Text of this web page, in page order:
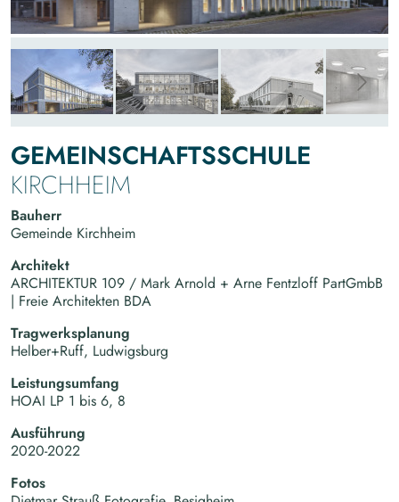
GEMEINSCHAFTSSCHULE
KIRCHHEIM
Bauherr
Gemeinde Kirchheim
Architekt
ARCHITEKTUR 109 / Mark Arnold + Arne Fentzloff PartGmbB
| Freie Architekten BDA
Tragwerksplanung
Helber+Ruff, Ludwigsburg
Leistungsumfang
HOAI LP 1 bis 6, 8
Ausführung
2020-2022
Fotos